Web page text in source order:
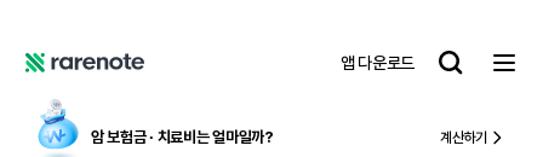
노
앱 다운로드
레
트
암 보험금 ∙ 치료비 는 얼마일까? 계산하기